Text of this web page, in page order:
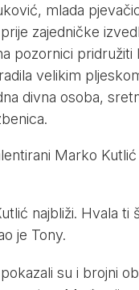
mlada
zajedničke
pozornici pridružiti
velikim
divna osoba,
Marko
najbliži. Hvala
je Tony.
su i brojni